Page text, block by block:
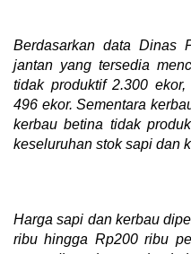
Berdasarkan data Dinas
jantan yang tersedia
tidak produktif 2.300
496 ekor. Sementara
kerbau betina tidak
keseluruhan stok sapi dan
Harga sapi dan kerbau
ribu hingga Rp200 ribu